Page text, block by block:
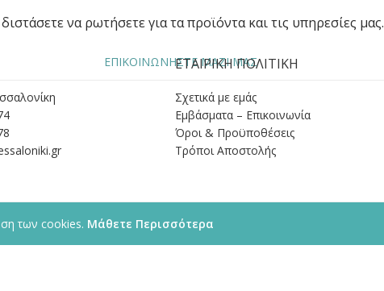
να ρωτήσετε για τα προϊόντα και τις υπηρεσίες μας.
ΕΠΙΚΟΙΝΩΝΗΣΤΕ ΜΑΖΙ ΜΑΣ
ΕΤΑΙΡΙΚΗ ΠΟΛΙΤΙΚΗ
Σχετικά με εμάς
Εμβάσματα – Επικοινωνία
Όροι & Προϋποθέσεις
Tρόποι Αποστολής
© 2013 - 2026 kleidaras-thessaloniki.gr
των cookies. Μάθετε Περισσότερα